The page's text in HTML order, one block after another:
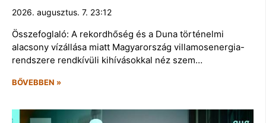
2026. augusztus. 7. 23:12
Összefoglaló: A rekordhőség és a Duna történelmi
alacsony vízállása miatt Magyarország villamosenergia-
rendszere rendkívüli kihívásokkal néz szem…
BŐVEBBEN »